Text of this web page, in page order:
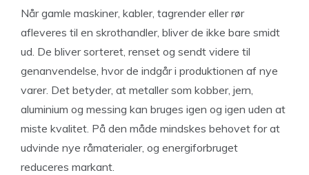
Når gamle maskiner, kabler, tagrender eller rør
afleveres til en skrothandler, bliver de ikke bare smidt
ud. De bliver sorteret, renset og sendt videre til
genanvendelse, hvor de indgår i produktionen af nye
varer. Det betyder, at metaller som kobber, jern,
aluminium og messing kan bruges igen og igen uden at
miste kvalitet. På den måde mindskes behovet for at
udvinde nye råmaterialer, og energiforbruget
reduceres markant.